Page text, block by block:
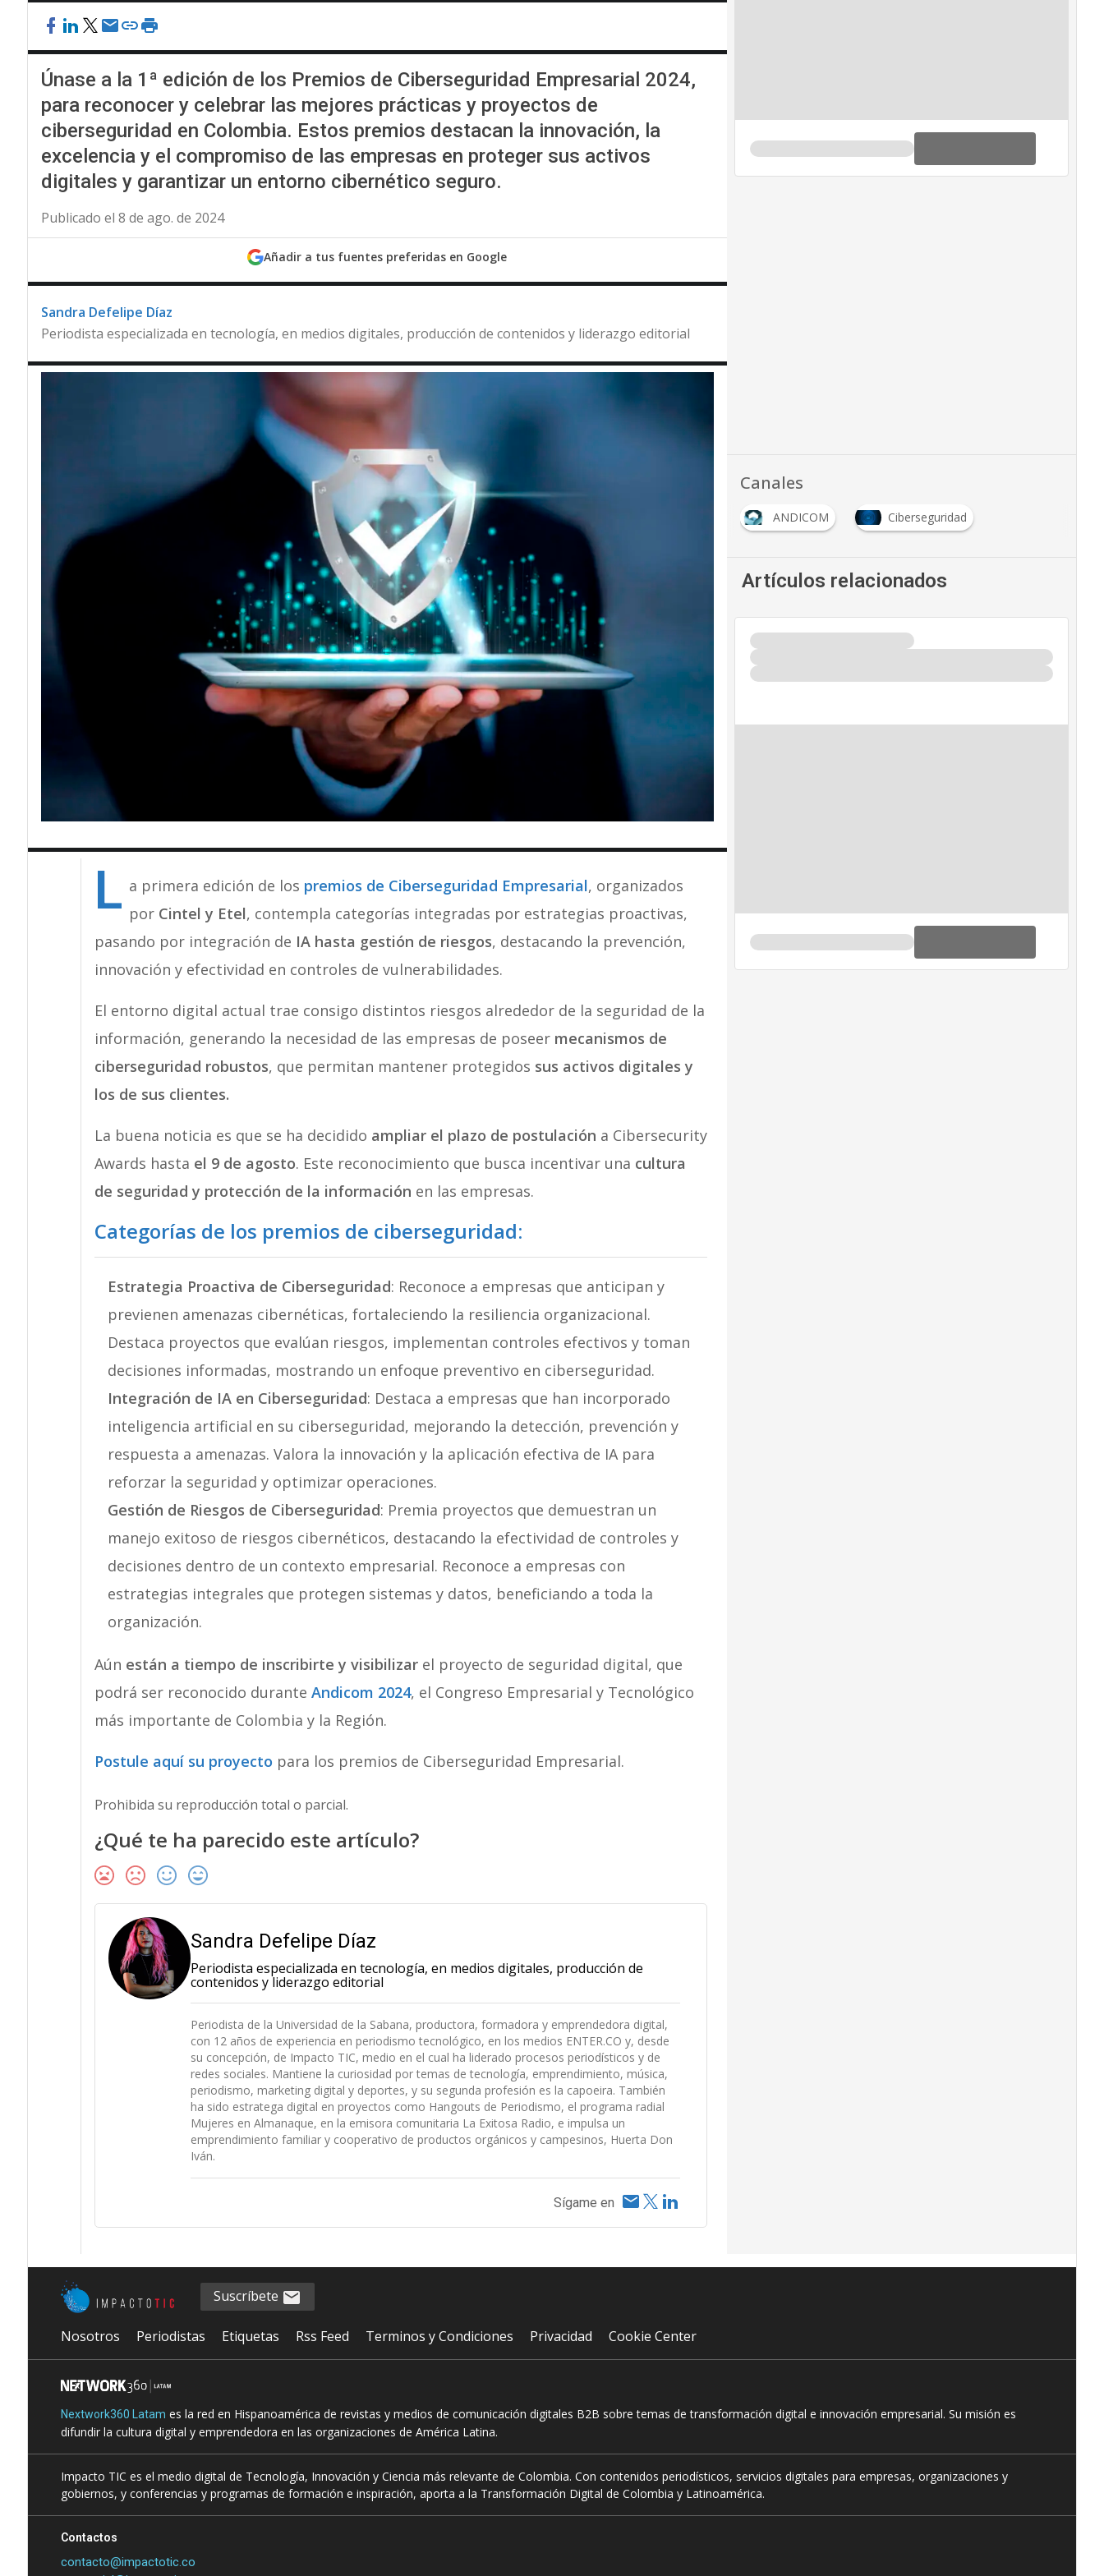
Únase a la 1ª edición de los Premios de Ciberseguridad Empresarial 2024,
para reconocer y celebrar las mejores prácticas y proyectos de
ciberseguridad en Colombia. Estos premios destacan la innovación, la
excelencia y el compromiso de las empresas en proteger sus activos
digitales y garantizar un entorno cibernético seguro.
Publicado el 8 de ago. de 2024
Añadir a tus fuentes preferidas en Google
Sandra Defelipe Díaz
Periodista especializada en tecnología, en medios digitales, producción de contenidos y liderazgo editorial
L a primera edición de los premios de Ciberseguridad Empresarial, organizados
por Cintel y Etel, contempla categorías integradas por estrategias proactivas,
pasando por integración de IA hasta gestión de riesgos, destacando la prevención,
innovación y efectividad en controles de vulnerabilidades.
El entorno digital actual trae consigo distintos riesgos alrededor de la seguridad de la
información, generando la necesidad de las empresas de poseer mecanismos de
ciberseguridad robustos, que permitan mantener protegidos sus activos digitales y
los de sus clientes.
La buena noticia es que se ha decidido ampliar el plazo de postulación a Cibersecurity
Awards hasta el 9 de agosto. Este reconocimiento que busca incentivar una cultura
de seguridad y protección de la información en las empresas.
Categorías de los premios de ciberseguridad:
Estrategia Proactiva de Ciberseguridad: Reconoce a empresas que anticipan y
previenen amenazas cibernéticas, fortaleciendo la resiliencia organizacional.
Destaca proyectos que evalúan riesgos, implementan controles efectivos y toman
decisiones informadas, mostrando un enfoque preventivo en ciberseguridad.
Integración de IA en Ciberseguridad: Destaca a empresas que han incorporado
inteligencia artificial en su ciberseguridad, mejorando la detección, prevención y
respuesta a amenazas. Valora la innovación y la aplicación efectiva de IA para
reforzar la seguridad y optimizar operaciones.
Gestión de Riesgos de Ciberseguridad: Premia proyectos que demuestran un
manejo exitoso de riesgos cibernéticos, destacando la efectividad de controles y
decisiones dentro de un contexto empresarial. Reconoce a empresas con
estrategias integrales que protegen sistemas y datos, beneficiando a toda la
organización.
Aún están a tiempo de inscribirte y visibilizarel proyecto de seguridad digital, que
podrá ser reconocido durante Andicom 2024, el Congreso Empresarial y Tecnológico
más importante de Colombia y la Región.
Postule aquí su proyecto para los premios de Ciberseguridad Empresarial.
Prohibida su reproducción total o parcial.
¿Qué te ha parecido este artículo?
Sandra Defelipe Díaz
Periodista especializada en tecnología, en medios digitales, producción de
contenidos y liderazgo editorial
Periodista de la Universidad de la Sabana, productora, formadora y emprendedora digital,
con 12 años de experiencia en periodismo tecnológico, en los medios ENTER.CO y, desde
su concepción, de Impacto TIC, medio en el cual ha liderado procesos periodísticos y de
redes sociales. Mantiene la curiosidad por temas de tecnología, emprendimiento, música,
periodismo, marketing digital y deportes, y su segunda profesión es la capoeira. También
ha sido estratega digital en proyectos como Hangouts de Periodismo, el programa radial
Mujeres en Almanaque, en la emisora comunitaria La Exitosa Radio, e impulsa un
emprendimiento familiar y cooperativo de productos orgánicos y campesinos, Huerta Don
Iván.
Sígame en
Canales
ANDICOM Ciberseguridad
Artículos relacionados
Suscríbete
Nosotros Periodistas Etiquetas Rss Feed Terminos y Condiciones Privacidad Cookie Center
Nextwork360 Latam es la red en Hispanoamérica de revistas y medios de comunicación digitales B2B sobre temas de transformación digital e innovación empresarial. Su misión es
difundir la cultura digital y emprendedora en las organizaciones de América Latina.
Impacto TIC es el medio digital de Tecnología, Innovación y Ciencia más relevante de Colombia. Con contenidos periodísticos, servicios digitales para empresas, organizaciones y
gobiernos, y conferencias y programas de formación e inspiración, aporta a la Transformación Digital de Colombia y Latinoamérica.
Contactos
contacto@impactotic.co